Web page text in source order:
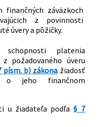
finančných záväzkoch
z povinnosti
úvery a pôžičky.
schopnosti platenia
požadovaného úveru
písm. b) zákona žiadosť
o jeho finančnom
u žiadateľa podľa§ 7